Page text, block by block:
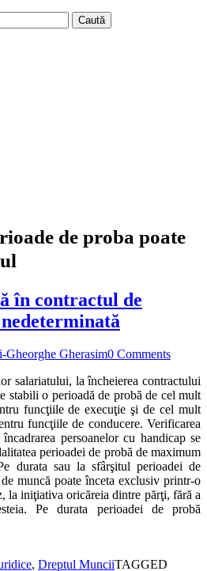
de proba poate
în contractul de
Gheorghe Gherasim0 Comments
salariatului, la încheierea contractului
stabili o perioadă de probă de cel mult
funcţiile de execuţie şi de cel mult
funcţiile de conducere. Verificarea
persoanelor cu handicap se
perioadei de probă de maximum
durata sau la sfârşitul perioadei de
muncă poate înceta exclusiv printr-o
la iniţiativa oricăreia dintre părţi, fără a
Pe durata perioadei de probă
, Dreptul MunciiTAGGED